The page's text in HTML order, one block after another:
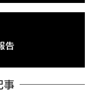
告
事